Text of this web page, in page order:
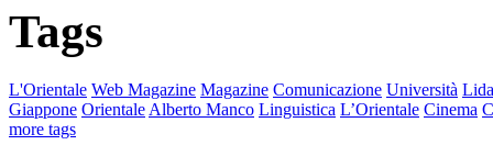
Tags
L'Orientale Web Magazine Magazine Comunicazione Università
Giappone Orientale Alberto Manco Linguistica L’Orientale Cinema
more tags